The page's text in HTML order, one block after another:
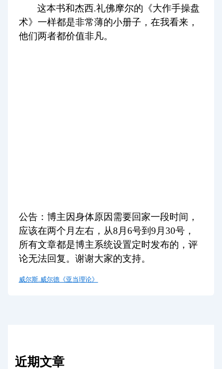
这本书和杰西.礼佛摩尔的《大作手操盘
术》一样都是非常薄的小册子，在我看来，
他们两者都价值非凡。
公告：博主因身体原因需要回家一段时间，
应该在两个月左右，从8月6号到9月30号，
所有文章都是博主系统设置定时发布的，评
论无法回复。谢谢大家的支持。
威尔斯.威尔德《亚当理论》
近期文章